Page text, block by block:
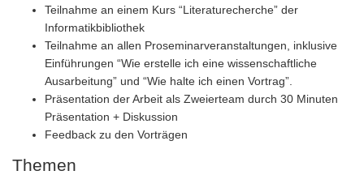
Teilnahme an einem Kurs “Literaturecherche” der
Informatikbibliothek
Teilnahme an allen Proseminarveranstaltungen, inklusive
Einführungen “Wie erstelle ich eine wissenschaftliche
Ausarbeitung” und “Wie halte ich einen Vortrag”.
Präsentation der Arbeit als Zweierteam durch 30 Minuten
Präsentation + Diskussion
Feedback zu den Vorträgen
Themen